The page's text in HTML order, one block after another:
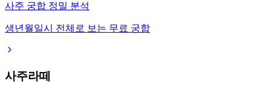
사주 궁합 정밀 분석
생년월일시 전체로 보는 무료 궁합
사주라떼